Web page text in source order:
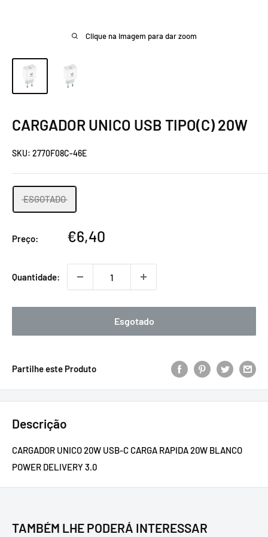
Clique na imagem para dar zoom
CARGADOR UNICO USB TIPO(C) 20W
SKU: 2770F08C-46E
ESGOTADO
Preço:
Preço
€6,40
Quantidade:
Esgotado
Partilhe este Produto
Descrição
CARGADOR UNICO 20W USB-C CARGA RAPIDA 20W BLANCO
POWER DELIVERY 3.0
TAMBÉM LHE PODERÁ INTERESSAR